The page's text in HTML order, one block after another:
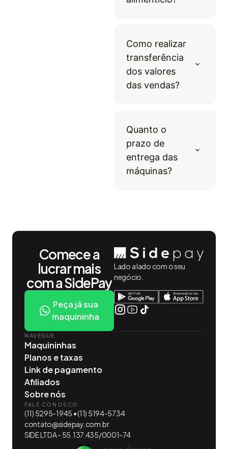
Como realizar
transferência
dos valores
das vendas?
Quanto o
prazo de
entrega das
máquinas?
Comece a
lucrar mais
com a SidePay
Peça já sua
maquininha
Lado a lado com o seu
negócio.
NAVEGUE
Maquininhas
Planos e taxas
Link de pagamento
Afiliados
Sobre nós
FALE CONOSCO
(11) 5295-1945 • (11) 5194-5734
contato@sidepay.com.br
SIDE LTDA - 55.137.435/0001-74